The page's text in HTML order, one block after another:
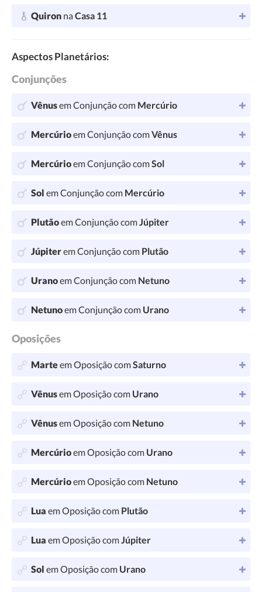
Quiron naCasa 11
Aspectos Planetários:
Conjunções
Vênusem Conjunção com Mercúrio
Mercúrioem Conjunção comVênus
Mercúrioem Conjunção comSol
Sol em Conjunção com Mercúrio
Plutãoem Conjunção comJúpiter
Júpiterem Conjunção com Plutão
Uranoem Conjunção com Netuno
Netunoem Conjunção com Urano
Oposições
Marteem Oposição comSaturno
Vênusem Oposição com Urano
Vênusem Oposição com Netuno
Mercúrioem Oposição com Urano
Mercúrioem Oposição com Netuno
Lua em Oposição com Plutão
Lua em Oposição comJúpiter
Sol em Oposição com Urano